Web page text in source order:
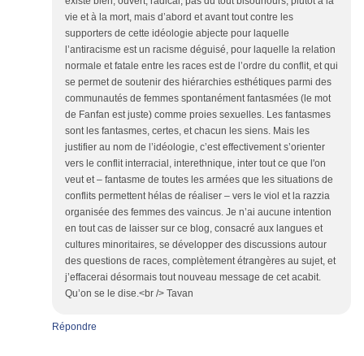
vie et à la mort, mais d’abord et avant tout contre les
supporters de cette idéologie abjecte pour laquelle
l’antiracisme est un racisme déguisé, pour laquelle la relation
normale et fatale entre les races est de l’ordre du conflit, et qui
se permet de soutenir des hiérarchies esthétiques parmi des
communautés de femmes spontanément fantasmées (le mot
de Fanfan est juste) comme proies sexuelles. Les fantasmes
sont les fantasmes, certes, et chacun les siens. Mais les
justifier au nom de l’idéologie, c’est effectivement s’orienter
vers le conflit interracial, interethnique, inter tout ce que l'on
veut et – fantasme de toutes les armées que les situations de
conflits permettent hélas de réaliser – vers le viol et la razzia
organisée des femmes des vaincus. Je n’ai aucune intention
en tout cas de laisser sur ce blog, consacré aux langues et
cultures minoritaires, se développer des discussions autour
des questions de races, complètement étrangères au sujet, et
j’effacerai désormais tout nouveau message de cet acabit.
Qu’on se le dise.<br /> Tavan
Répondre